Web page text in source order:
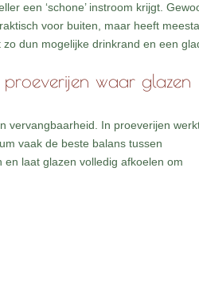
een ‘schone’ instroom krijgt.
voor buiten, maar heeft
dun mogelijke drinkrand en een
waar glazen
vervangbaarheid. In proeverijen
vaak de beste balans tussen
laat glazen volledig afkoelen om